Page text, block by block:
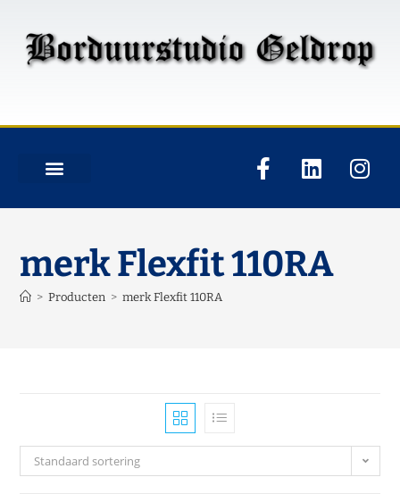
merk Flexfit 110RA
> Producten > merk Flexfit 110RA
Standaard sortering